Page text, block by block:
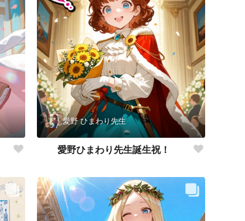
愛野 ひまわり先生
愛野ひまわり先生誕生祝！